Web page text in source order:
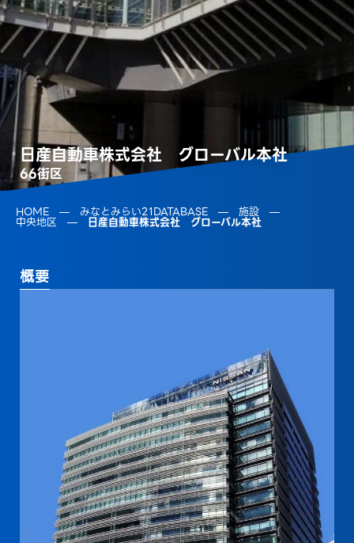
日産自動車株式会社 グローバル本社
66街区
HOME みなとみらい21DATABASE 施設
中央地区 日産自動車株式会社 グローバル本社
概要